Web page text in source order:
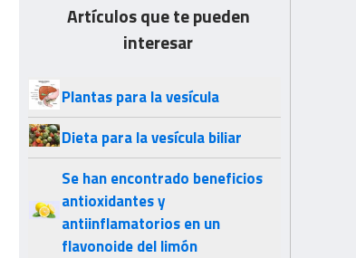
Artículos que te pueden
interesar
Plantas para la vesícula
Dieta para la vesícula biliar
Se han encontrado beneficios
antioxidantes y
antiinflamatorios en un
flavonoide del limón